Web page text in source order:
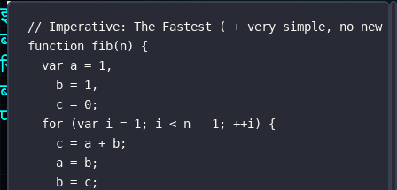
इम्परेटिव
बनाम
रिकर्सिव
बनाम
फंक्शनल
कार्य
प्रगति
// Imperative: The Fastest ( + very simple, no new
function fib(n) {
var a = 1 ,
b = 1 ,
c = 0;
for (var i = 1 ; i < n - 1 ; ++i) {
c = a + b;
a = b;
b = c;